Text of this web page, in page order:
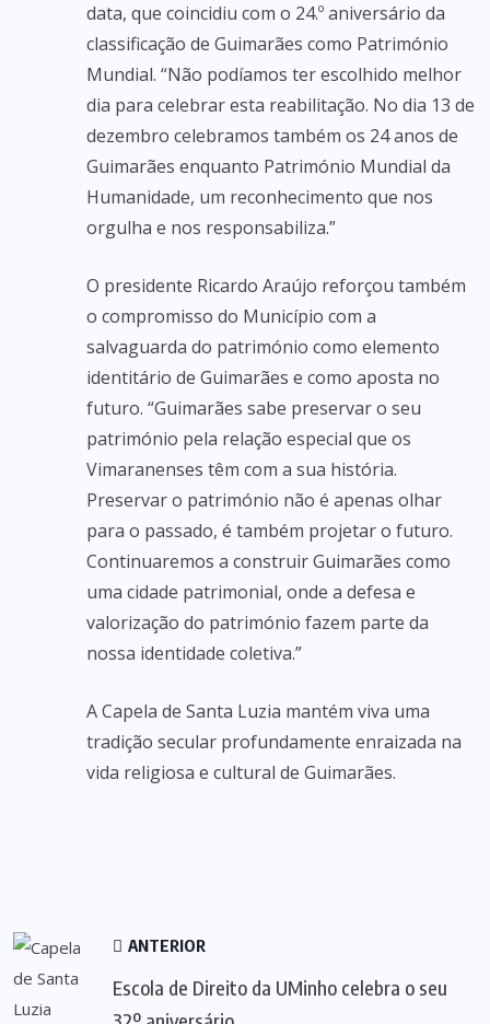
data, que coincidiu com o 24.º aniversário da
classificação de Guimarães como Património
Mundial. “Não podíamos ter escolhido melhor
dia para celebrar esta reabilitação. No dia 13 de
dezembro celebramos também os 24 anos de
Guimarães enquanto Património Mundial da
Humanidade, um reconhecimento que nos
orgulha e nos responsabiliza.”
O presidente Ricardo Araújo reforçou também
o compromisso do Município com a
salvaguarda do património como elemento
identitário de Guimarães e como aposta no
futuro. “Guimarães sabe preservar o seu
património pela relação especial que os
Vimaranenses têm com a sua história.
Preservar o património não é apenas olhar
para o passado, é também projetar o futuro.
Continuaremos a construir Guimarães como
uma cidade patrimonial, onde a defesa e
valorização do património fazem parte da
nossa identidade coletiva.”
A Capela de Santa Luzia mantém viva uma
tradição secular profundamente enraizada na
vida religiosa e cultural de Guimarães.
ANTERIOR
Escola de Direito da UMinho celebra o seu